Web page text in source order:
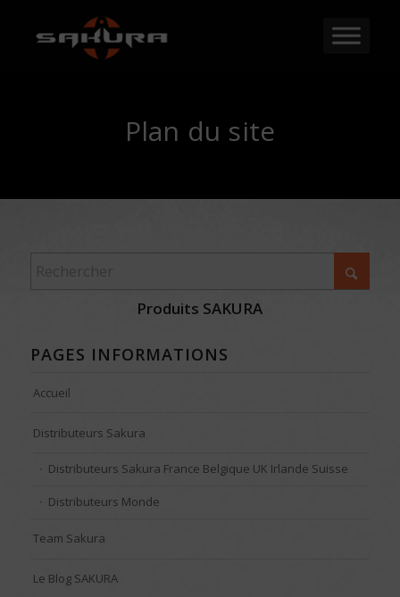
Plan du site
Produits SAKURA
PAGES INFORMATIONS
Accueil
Distributeurs Sakura
Distributeurs Sakura France Belgique UK Irlande Suisse
Distributeurs Monde
Team Sakura
Le Blog SAKURA